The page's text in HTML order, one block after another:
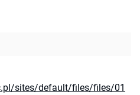
sites/default/files/files/01